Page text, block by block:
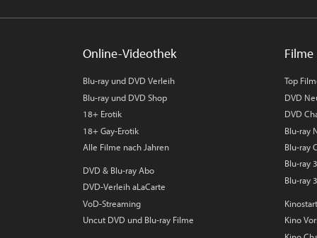
Online-Videothek
Blu-ray und DVD Verleih
Blu-ray und DVD Shop
18+ Erotik
18+ Gay-Erotik
Alle Filme nach Jahren
DVD & Blu-ray Abo
DVD-Verleih aLaCarte
VoD-Streaming
Uncut DVD und Blu-ray Filme
Filme
Top
DVD
DVD
Blu-ray
Blu-ray
Blu-ray
Blu-ray
Kino